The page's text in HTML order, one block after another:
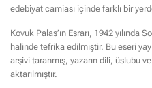
edebiyat camiası içinde farklı bir
Kovuk Palas’ın Esrarı, 1942 yılında
halinde tefrika edilmiştir. Bu eseri
arşivi taranmış, yazarın dili, üslubu
aktarılmıştır.